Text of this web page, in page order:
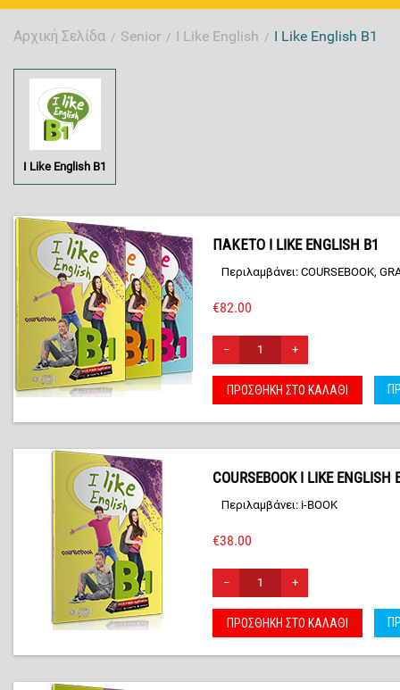
Αρχική Σελίδα / Senior / I Like English / I Like English B1
I Like English B1
ΠΑΚΕΤΟ I LIKE ENGLISH B1
Περιλαμβάνει: COURSEBOOK,
€82.00
− +
ΠΡΟΣΘΉΚΗ ΣΤΟ ΚΑΛΆΘΙ
COURSEBOOK I LIKE ENGLISH
Περιλαμβάνει: i-BOOK
€38.00
− +
ΠΡΟΣΘΉΚΗ ΣΤΟ ΚΑΛΆΘΙ